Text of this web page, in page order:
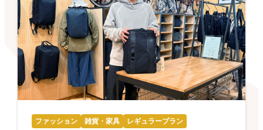
ファッション 雑貨・家具 レギュラープラン